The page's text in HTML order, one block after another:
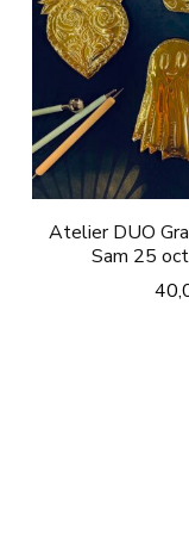
Atelier DUO
Sam 25